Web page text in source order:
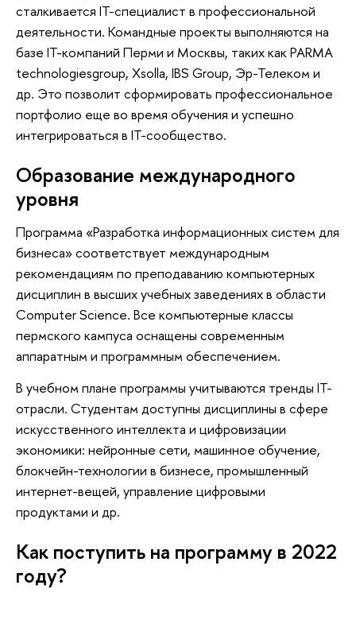
сталкивается IT-специалист в профессиональной
деятельности. Командные проекты выполняются на
базе IT-компаний Перми и Москвы, таких как PARMA
technologiesgroup, Xsolla, IBS Group, Эр-Телеком и
др. Это позволит сформировать профессиональное
портфолио еще во время обучения и успешно
интегрироваться в IT-сообщество.
Образование международного
уровня
Программа «Разработка информационных систем для
бизнеса» соответствует международным
рекомендациям по преподаванию компьютерных
дисциплин в высших учебных заведениях в области
Computer Science. Все компьютерные классы
пермского кампуса оснащены современным
аппаратным и программным обеспечением.
В учебном плане программы учитываются тренды IT-
отрасли. Студентам доступны дисциплины в сфере
искусственного интеллекта и цифровизации
экономики: нейронные сети, машинное обучение,
блокчейн-технологии в бизнесе, промышленный
интернет-вещей, управление цифровыми
продуктами и др.
Как поступить на программу в 2022
году?